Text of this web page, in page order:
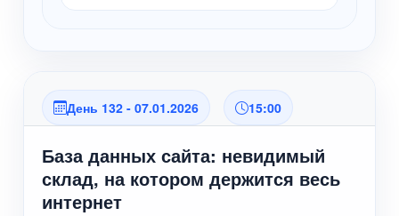
День 132 - 07.01.2026 15:00
База данных сайта: невидимый
склад, на котором держится весь
интернет